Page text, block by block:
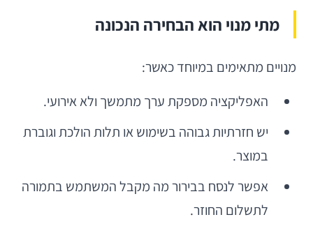
מתי מנוי הוא הבחירה הנכונה
מנויים מתאימים במיוחד כאשר:
האפליקציה מספקת ערך מתמשך ולא אירועי.
יש חזרתיות גבוהה בשימוש או תלות הולכת וגוברת
במוצר.
אפשר לנסח בבירור מה מקבל המשתמש בתמורה
לתשלום החוזר.